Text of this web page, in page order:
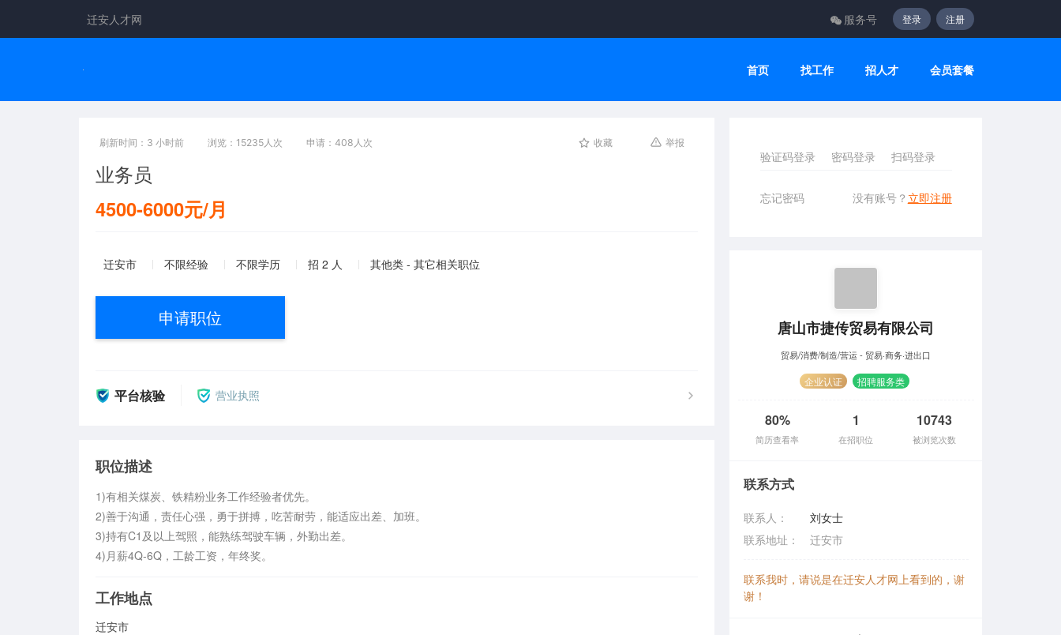
迁安人才网 服务号 登录 注册
首页 找工作 招人才 会员套餐
刷新时间：3 小时前 浏览：15235人次 申请：408人次 收藏 举报
业务员
4500-6000元/月
迁安市 不限经验 不限学历 招 2 人 其他类 - 其它相关职位
申请职位
平台核验 营业执照
职位描述
1)有相关煤炭、铁精粉业务工作经验者优先。
2)善于沟通，责任心强，勇于拼搏，吃苦耐劳，能适应出差、加班。
3)持有C1及以上驾照，能熟练驾驶车辆，外勤出差。
4)月薪4Q-6Q，工龄工资，年终奖。
工作地点
迁安市
验证码登录 密码登录 扫码登录
忘记密码 没有账号？ 立即注册
唐山市捷传贸易有限公司
贸易/消费/制造/营运 - 贸易·商务·进出口
企业认证 招聘服务类
80%
简历查看率
1
在招职位
10743
被浏览次数
联系方式
联系人：
刘女士
联系地址：
迁安市
联系我时，请说是在迁安人才网上看到的，谢
谢！